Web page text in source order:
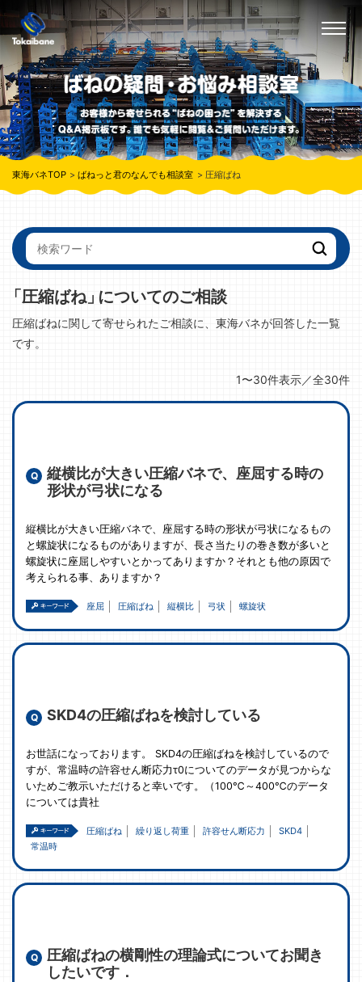
東海バネTOP ばねっと君のなんでも相談室 圧縮ばね
「圧縮ばね」についてのご相談
圧縮ばねに関して寄せられたご相談に、東海バネが回答した一覧
です。
1〜30件表示／全30件
縦横比が大きい圧縮バネで、座屈する時の
形状が弓状になる
縦横比が大きい圧縮バネで、座屈する時の形状が弓状になるもの
と螺旋状になるものがありますが、長さ当たりの巻き数が多いと
螺旋状に座屈しやすいとかってありますか？それとも他の原因で
考えられる事、ありますか？
座屈 圧縮ばね 縦横比 弓状 螺旋状
SKD4の圧縮ばねを検討している
お世話になっております。 SKD4の圧縮ばねを検討しているので
すが、常温時の許容せん断応力τ0についてのデータが見つからな
いためご教示いただけると幸いです。（100℃～400℃のデータ
については貴社
圧縮ばね 繰り返し荷重 許容せん断応力
SKD4
常温時
圧縮ばねの横剛性の理論式についてお聞き
したいです．